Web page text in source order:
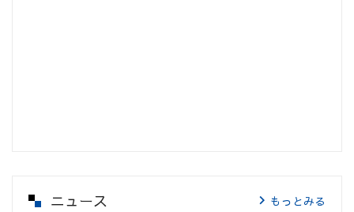
ニュース もっとみる